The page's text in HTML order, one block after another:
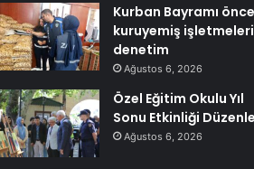
Kurban Bayramı
kuruyemiş
denetim
Ağustos 6, 2026
Özel Eğitim Okulu Yıl
Sonu Etkinliği
Ağustos 6, 2026